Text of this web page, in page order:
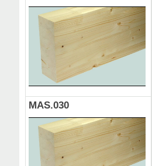
MAS.030